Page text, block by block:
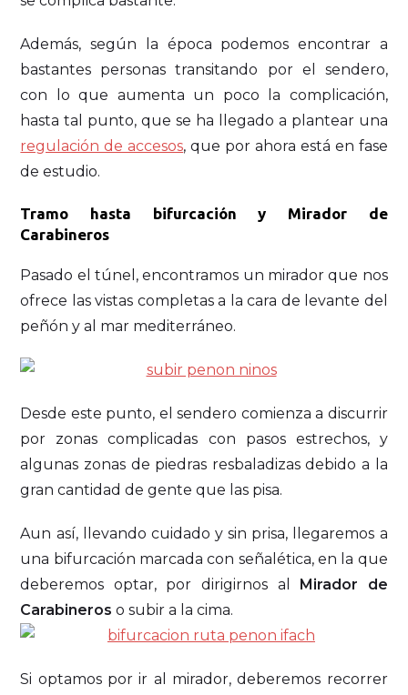
Además, según la época podemos encontrar a
bastantes personas transitando por el sendero,
con lo que aumenta un poco la complicación,
hasta tal punto, que se ha llegado a plantear una
regulación de accesos, que por ahora está en fase
de estudio.
Tramo hasta bifurcación y Mirador de
Carabineros
Pasado el túnel, encontramos un mirador que nos
ofrece las vistas completas a la cara de levante del
peñón y al mar mediterráneo.
Desde este punto, el sendero comienza a discurrir
por zonas complicadas con pasos estrechos, y
algunas zonas de piedras resbaladizas debido a la
gran cantidad de gente que las pisa.
Aun así, llevando cuidado y sin prisa, llegaremos a
una bifurcación marcada con señalética, en la que
deberemos optar, por dirigirnos al
Mirador de
Carabineros o subir a la cima.
Si optamos por ir al mirador, deberemos recorrer